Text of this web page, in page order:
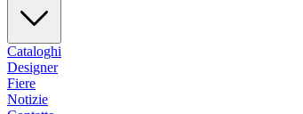
Cataloghi
Designer
Fiere
Notizie